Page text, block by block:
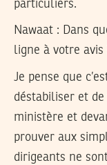
particuliers.
Nawaat : Dans
ligne à votre avis
Je pense que
déstabiliser et
ministère et
prouver aux
dirigeants ne